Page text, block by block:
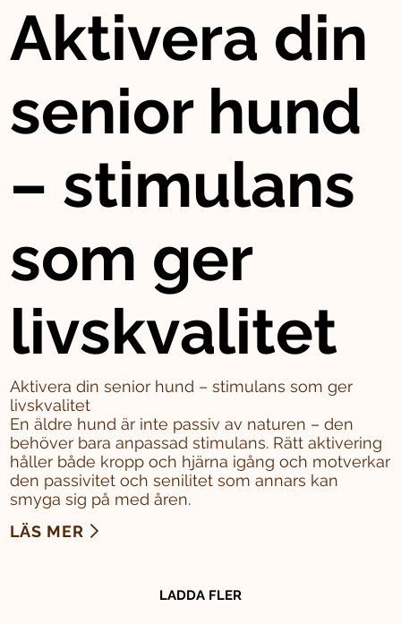
Aktivera din
senior hund
– stimulans
som ger
livskvalitet
Aktivera din senior hund – stimulans som ger
livskvalitet
En äldre hund är inte passiv av naturen – den
behöver bara anpassad stimulans. Rätt aktivering
håller både kropp och hjärna igång och motverkar
den passivitet och senilitet som annars kan
smyga sig på med åren.
LÄS MER
LADDA FLER